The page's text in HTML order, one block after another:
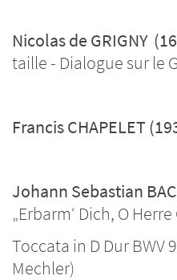
Nicolas de GRIGNY
taille - Dialogue sur le
Francis CHAPELET
Johann Sebastian
„Erbarm‘ Dich, O
Toccata in D Dur BWV
Mechler)